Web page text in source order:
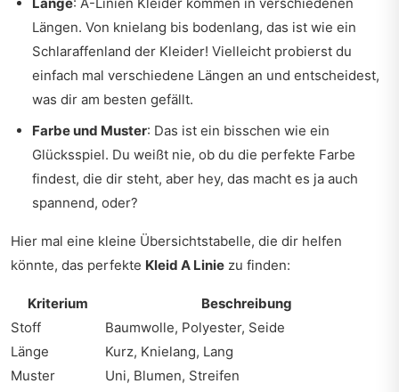
Längen. Von knielang bis bodenlang, das ist wie ein
Schlaraffenland der Kleider! Vielleicht probierst du
einfach mal verschiedene Längen an und entscheidest,
was dir am besten gefällt.
Farbe und Muster: Das ist ein bisschen wie ein
Glücksspiel. Du weißt nie, ob du die perfekte Farbe
findest, die dir steht, aber hey, das macht es ja auch
spannend, oder?
Hier mal eine kleine Übersichtstabelle, die dir helfen
könnte, das perfekte Kleid A Linie zu finden:
Kriterium
Beschreibung
Stoff
Baumwolle, Polyester, Seide
Länge
Kurz, Knielang, Lang
Muster
Uni, Blumen, Streifen